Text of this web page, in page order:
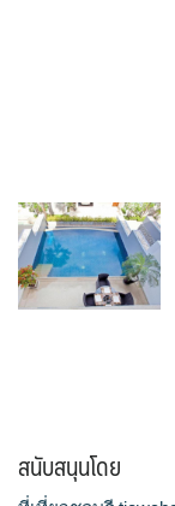
สนับสนุนโดย